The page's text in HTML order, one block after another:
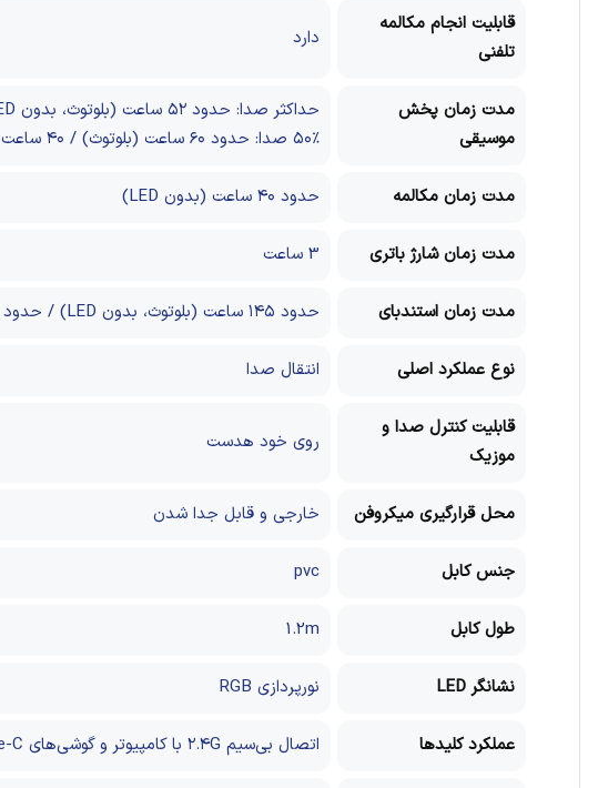
قابلیت انجام مکالمه
تلفنی
دارد
مدت زمان پخش
موسیقی
حداکثر صدا: حدود ۵۲ ساعت (بلوتوث، بدون LED) / حدود ۳۵ ساعت (۲.۴G، بدون LED)
۵۰٪ صدا: حدود ۶۰ ساعت (بلوتوث) / ۴۰ ساعت (۲.۴G
مدت زمان مکالمه حدود ۴۰ ساعت (بدون LED)
مدت زمان شارژ باتری 3 ساعت
مدت زمان استندبای حدود ۱۴۵ ساعت (بلوتوث، بدون LED) / حدود ۳۸ ساعت (۲.۴G، بدون LED)
نوع عملکرد اصلی انتقال صدا
قابلیت کنترل صدا و
موزیک
روی خود هدست
محل قرارگیری میکروفن خارجی و قابل جدا شدن
جنس کابل pvc
طول کابل 1.2m
نشانگر LED نورپردازی RGB
عملکرد کلیدها اتصال بی‌سیم ۲.۴G با کامپیوتر و گوشی‌های Type-C